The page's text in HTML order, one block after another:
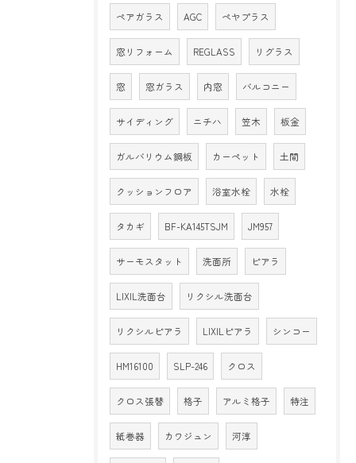
ペアガラス AGC ペヤプラス
窓リフォーム REGLASS リグラス
窓 窓ガラス 内窓 バルコニー
サイディング ニチハ 笠木 板金
ガルバリウム鋼板 カーペット 土間
クッションフロア 浴室水栓 水栓
タカギ BF-KA145TSJM JM957
サーモスタット 洗面所 ピアラ
LIXIL洗面台 リクシル洗面台
リクシルピアラ LIXILピアラ シンコー
HM16100 SLP-246 クロス
クロス張替 格子 アルミ格子 特注
紙巻器 カワジュン 河淳